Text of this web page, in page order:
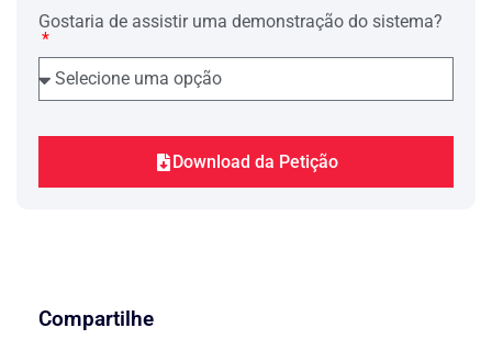
decretou a prisão preventiva dos ora
Pacientes, com o fim da garantia da
Concessa maxima venia, procurar-se-á
demonstrar, o quantum satis, não só a
custódia cautelar dos Pacientes, mas
também o evidente constrangimento
ilegal que estão sofrendo por causa da
Relator.
Gostaria de assistir uma demonstração do sistema?
Download da Petição
Compartilhe